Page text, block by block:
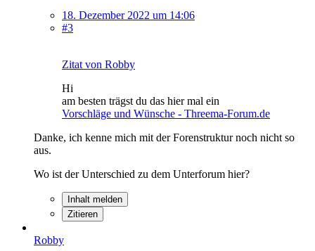
18. Dezember 2022 um 14:06
#3
Zitat von Robby
Hi
am besten trägst du das hier mal ein
Vorschläge und Wünsche - Threema-Forum.de
Danke, ich kenne mich mit der Forenstruktur noch nicht so
aus.
Wo ist der Unterschied zu dem Unterforum hier?
Inhalt melden
Zitieren
Robby